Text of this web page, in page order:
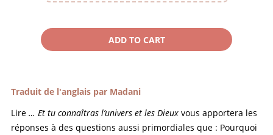
Traduit de l'anglais par Madani
Lire… Et tu connaîtras l’univers et les Dieux vous apportera les
réponses à des questions aussi primordiales que : Pourquoi